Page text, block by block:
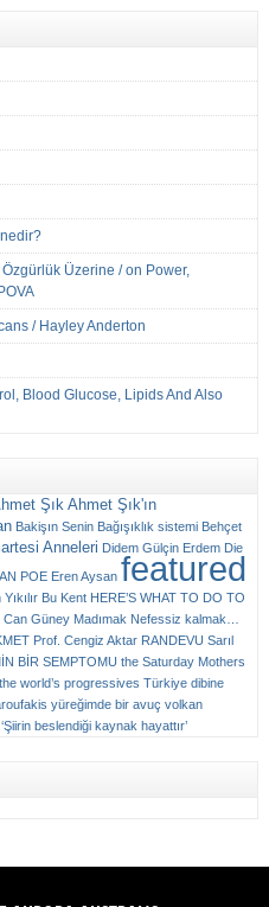
Üzerine / on Power,
/ Hayley Anderton
Blood Glucose, Lipids And Also
Şık Ahmet Şık'ın
Bakişın Senin Bağışıklık sistemi Behçet
Anneleri Didem Gülçin Erdem Die
POE Eren Aysan featured
Bu Kent HERE’S WHAT TO DO TO
Can Güney Madımak Nefessiz kalmak…
Prof. Cengiz Aktar RANDEVU Sarıl
BİR SEMPTOMU the Saturday Mothers
world’s progressives Türkiye dibine
yüreğimde bir avuç volkan
‘Şiirin beslendiği kaynak hayattır’